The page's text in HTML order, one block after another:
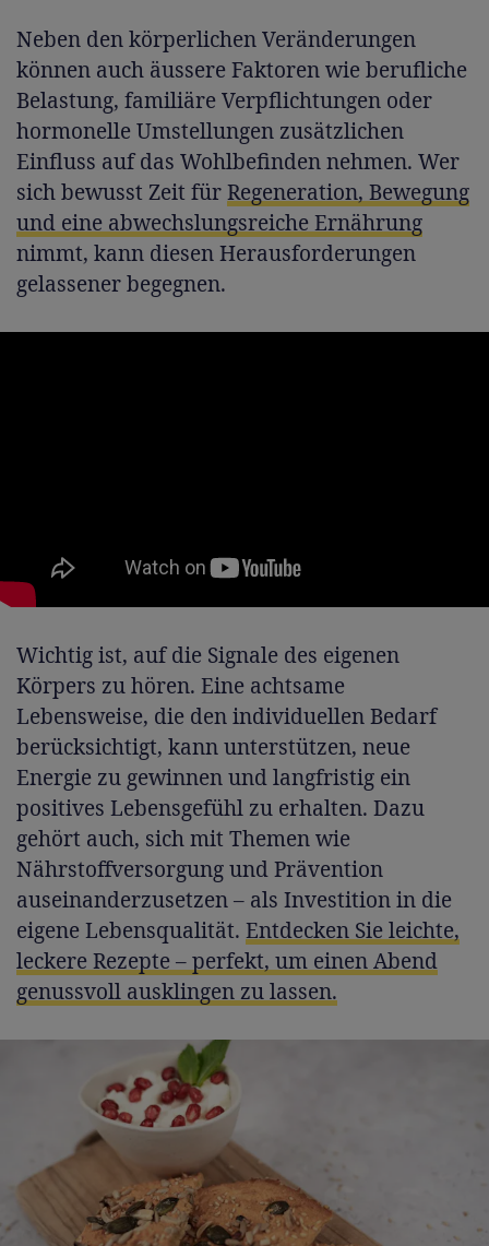
Neben den körperlichen Veränderungen
können auch äussere Faktoren wie berufliche
Belastung, familiäre Verpflichtungen oder
hormonelle Umstellungen zusätzlichen
Einfluss auf das Wohlbefinden nehmen. Wer
sich bewusst Zeit fürRegeneration, Bewegung
und eine abwechslungsreiche Ernährung
nimmt, kann diesen Herausforderungen
gelassener begegnen.
Wichtig ist, auf die Signale des eigenen
Körpers zu hören. Eine achtsame
Lebensweise, die den individuellen Bedarf
berücksichtigt, kann unterstützen, neue
Energie zu gewinnen und langfristig ein
positives Lebensgefühl zu erhalten. Dazu
gehört auch, sich mit Themen wie
Nährstoffversorgung und Prävention
auseinanderzusetzen – als Investition in die
eigene Lebensqualität. Entdecken Sie leichte,
leckere Rezepte – perfekt, um einen Abend
genussvoll ausklingen zu lassen.